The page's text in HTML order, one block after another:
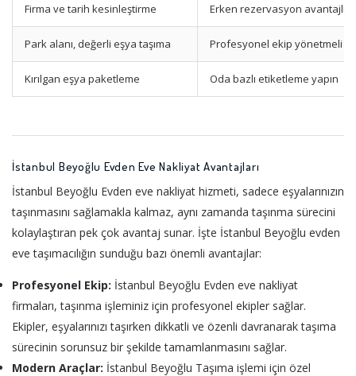
Firma ve tarih kesinleştirme Erken rezervasyon
Park alanı, değerli eşya taşıma Profesyonel ekip yönetmeli
Kırılgan eşya paketleme Oda bazlı etiketleme yapın
İstanbul Beyoğlu Evden Eve Nakliyat Avantajları
İstanbul Beyoğlu Evden eve nakliyat hizmeti, sadece eşyalarınızın
taşınmasını sağlamakla kalmaz, aynı zamanda taşınma sürecini
kolaylaştıran pek çok avantaj sunar. İşte İstanbul Beyoğlu evden
eve taşımacılığın sunduğu bazı önemli avantajlar:
Profesyonel Ekip: İstanbul Beyoğlu Evden eve nakliyat
firmaları, taşınma işleminiz için profesyonel ekipler sağlar.
Ekipler, eşyalarınızı taşırken dikkatli ve özenli davranarak taşıma
sürecinin sorunsuz bir şekilde tamamlanmasını sağlar.
Modern Araçlar: İstanbul Beyoğlu Taşıma işlemi için özel